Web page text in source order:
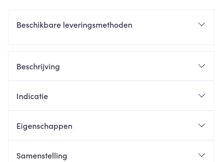
Beschikbare leveringsmethoden
Beschrijving
Indicatie
Eigenschappen
Samenstelling